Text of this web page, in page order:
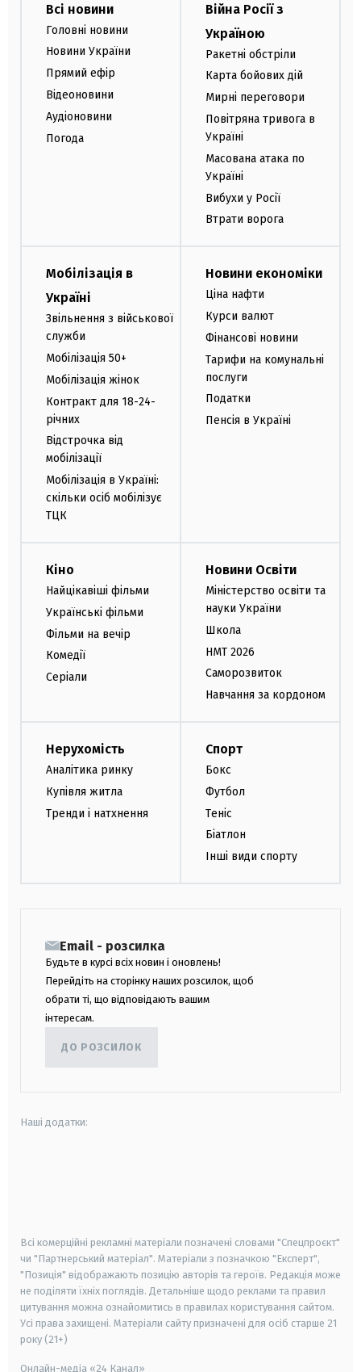
Всі новини
Головні новини
Новини України
Прямий ефір
Відеоновини
Аудіоновини
Погода
Війна Росії з
Україною
Ракетні обстріли
Карта бойових дій
Мирні переговори
Повітряна тривога в
Україні
Масована атака по
Україні
Вибухи у Росії
Втрати ворога
Мобілізація в
Україні
Звільнення з військової
служби
Мобілізація 50+
Мобілізація жінок
Контракт для 18-24-
річних
Відстрочка від
мобілізації
Мобілізація в Україні:
скільки осіб мобілізує
ТЦК
Новини економіки
Ціна нафти
Курси валют
Фінансові новини
Тарифи на комунальні
послуги
Податки
Пенсія в Україні
Кіно
Найцікавіші фільми
Українські фільми
Фільми на вечір
Комедії
Серіали
Новини Освіти
Міністерство освіти та
науки України
Школа
НМТ 2026
Саморозвиток
Навчання за кордоном
Нерухомість
Аналітика ринку
Купівля житла
Тренди і натхнення
Спорт
Бокс
Футбол
Теніс
Біатлон
Інші види спорту
Email - розсилка
Будьте в курсі всіх новин і оновлень!
Перейдіть на сторінку наших розсилок, щоб
обрати ті, що відповідають вашим
інтересам.
ДО РОЗСИЛОК
Наші додатки:
Всі комерційні рекламні матеріали позначені словами "Спецпроєкт"
чи "Партнерський матеріал". Матеріали з позначкою "Експерт",
"Позиція" відображають позицію авторів та героїв. Редакція може
не поділяти їхніх поглядів. Детальніше щодо реклами та правил
цитування можна ознайомитись в правилах користування сайтом.
Усі права захищені. Матеріали сайту призначені для осіб старше 21
року (21+)
Онлайн-медіа «24 Канал»